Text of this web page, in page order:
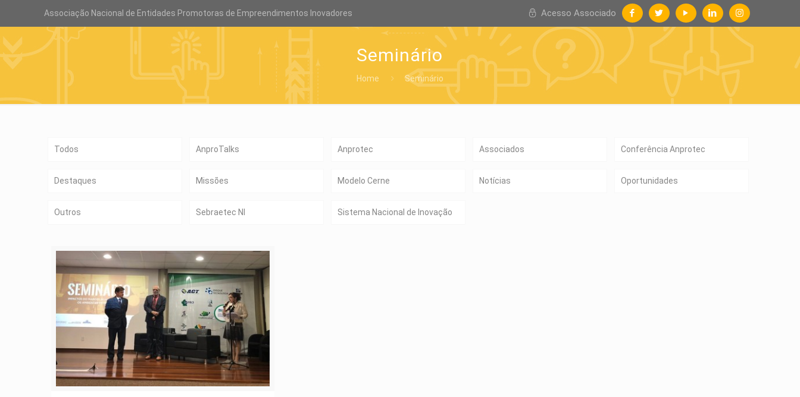
Associação Nacional de Entidades Promotoras de Empreendimentos Inovadores Acesso Associado
Seminário
Home Seminário
Todos AnproTalks Anprotec Associados Conferência Anprotec
Destaques Missões Modelo Cerne Notícias Oportunidades
Outros Sebraetec NI Sistema Nacional de Inovação